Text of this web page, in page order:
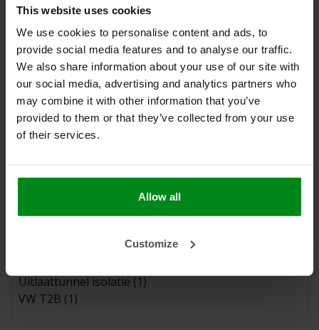
This website uses cookies
We use cookies to personalise content and ads, to
provide social media features and to analyse our traffic.
We also share information about your use of our site with
our social media, advertising and analytics partners who
may combine it with other information that you’ve
provided to them or that they’ve collected from your use
of their services.
Allow all
Customize
Geräuschdämmung (1)
HT (1)
isolierung (1)
marine (1)
Reflektierende Folien (1)
selbstklebend (1)
T25/28 (1)
T6 (1)
turbocharger (1)
Uitlaattunnel isolatie (1)
VW T2B (1)